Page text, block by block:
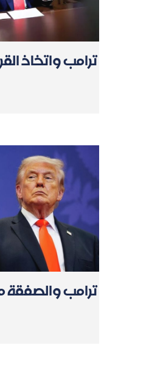
ترامب واتخاذ
ترامب والصفقة